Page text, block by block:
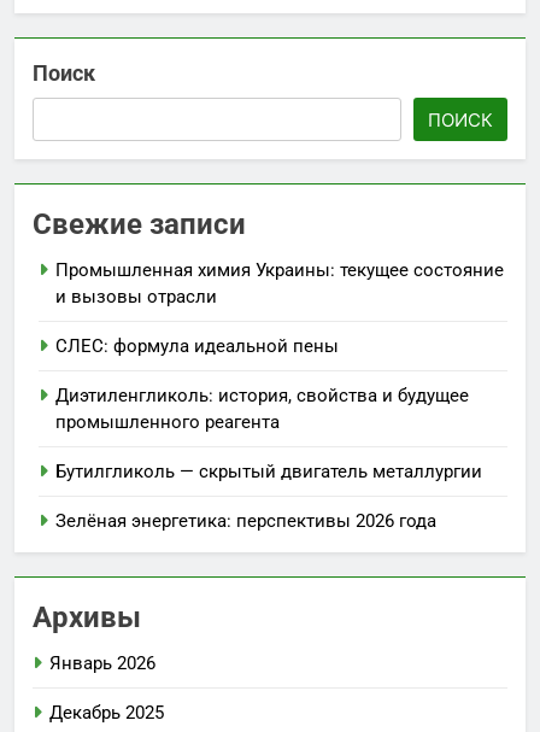
Поиск
ПОИСК
Свежие записи
Промышленная химия Украины: текущее состояние
и вызовы отрасли
СЛЕС: формула идеальной пены
Диэтиленгликоль: история, свойства и будущее
промышленного реагента
Бутилгликоль — скрытый двигатель металлургии
Зелёная энергетика: перспективы 2026 года
Архивы
Январь 2026
Декабрь 2025